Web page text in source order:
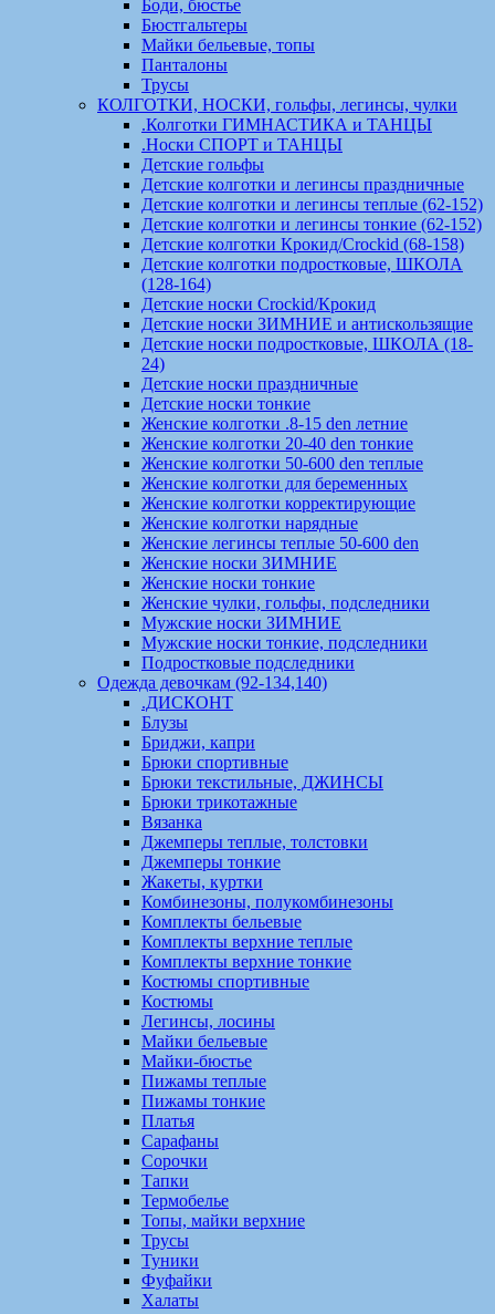
Боди, бюстье
Бюстгальтеры
Майки бельевые, топы
Панталоны
Трусы
КОЛГОТКИ, НОСКИ, гольфы, легинсы, чулки
.Колготки ГИМНАСТИКА и ТАНЦЫ
.Носки СПОРТ и ТАНЦЫ
Детские гольфы
Детские колготки и легинсы праздничные
Детские колготки и легинсы теплые (62-152)
Детские колготки и легинсы тонкие (62-152)
Детские колготки Крокид/Crockid (68-158)
Детские колготки подростковые, ШКОЛА
(128-164)
Детские носки Crockid/Крокид
Детские носки ЗИМНИЕ и антискользящие
Детские носки подростковые, ШКОЛА (18-
24)
Детские носки праздничные
Детские носки тонкие
Женские колготки .8-15 den летние
Женские колготки 20-40 den тонкие
Женские колготки 50-600 den теплые
Женские колготки для беременных
Женские колготки корректирующие
Женские колготки нарядные
Женские легинсы теплые 50-600 den
Женские носки ЗИМНИЕ
Женские носки тонкие
Женские чулки, гольфы, подследники
Мужские носки ЗИМНИЕ
Мужские носки тонкие, подследники
Подростковые подследники
Одежда девочкам (92-134,140)
.ДИСКОНТ
Блузы
Бриджи, капри
Брюки спортивные
Брюки текстильные, ДЖИНСЫ
Брюки трикотажные
Вязанка
Джемперы теплые, толстовки
Джемперы тонкие
Жакеты, куртки
Комбинезоны, полукомбинезоны
Комплекты бельевые
Комплекты верхние теплые
Комплекты верхние тонкие
Костюмы спортивные
Костюмы
Легинсы, лосины
Майки бельевые
Майки-бюстье
Пижамы теплые
Пижамы тонкие
Платья
Сарафаны
Сорочки
Тапки
Термобелье
Топы, майки верхние
Трусы
Туники
Фуфайки
Халаты